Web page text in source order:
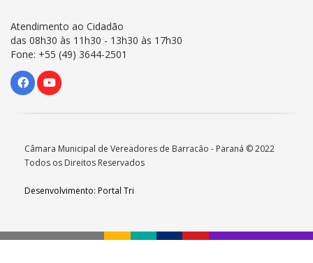
Atendimento ao Cidadão
das 08h30 às 11h30 - 13h30 às 17h30
Fone: +55 (49) 3644-2501
Câmara Municipal de Vereadores de Barracão - Paraná © 2022
Todos os Direitos Reservados
Desenvolvimento: Portal Tri